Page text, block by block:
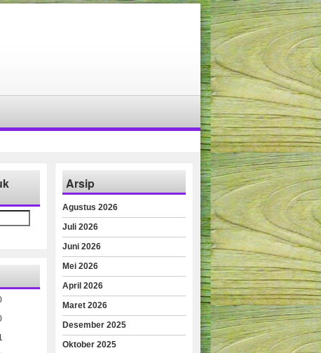
Arsip
Agustus 2026
Juli 2026
Juni 2026
Mei 2026
April 2026
Maret 2026
Desember 2025
Oktober 2025